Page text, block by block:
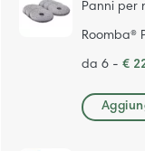
Panni per
Roomba®
da 6 - €